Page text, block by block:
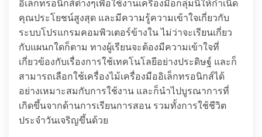
อิเล็กทรอนิกส์ต่างๆเพื่อใช้งานเครื่องมือกลุ่มนี้ให้กำเนิด
คุณประโยชน์สูงสุด และมีความรู้ความเข้าใจเกี่ยวกับ
ระบบโปรแกรมคอมพิวเตอร์ข้างใน ไม่ว่าจะเรียนเกี่ยว
กับแผนกใดก็ตาม ทางผู้เรียนจะต้องมีความเข้าใจที่
เกี่ยวข้องกับเรื่องการใช้เทคโนโลยีอย่างประดิษฐ์ และก็
สามารถเลือกใช้เครื่องไม้เครื่องมืออิเล็กทรอนิกส์ได้
อย่างเหมาะสมกับการใช้งาน และก็นำไปบูรณาการที่
เกิดขึ้นจากด้านการเรียนการสอน รวมทั้งการใช้ชีวิต
ประจำวันเจริญขึ้นด้วย